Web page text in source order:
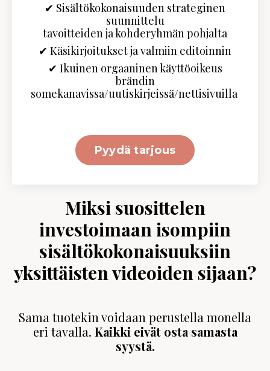
✔ Sisältökokonaisuuden strateginen
suunnittelu
tavoitteiden ja kohderyhmän pohjalta
✔ Käsikirjoitukset ja valmiin editoinnin
✔ Ikuinen orgaaninen käyttöoikeus
brändin
somekanavissa/uutiskirjeissä/nettisivuilla
Pyydä tarjous
Miksi suosittelen
investoimaan isompiin
sisältökokonaisuuksiin
yksittäisten videoiden sijaan?
Sama tuotekin voidaan perustella monella
eri tavalla. Kaikki eivät osta samasta
syystä.